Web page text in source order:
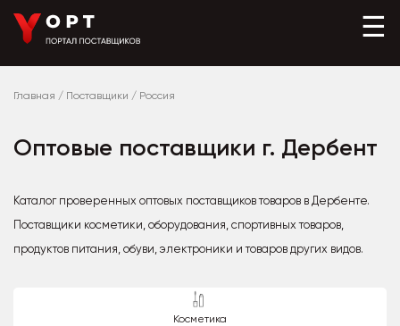
☰
Главная / Поставщики / Россия
Оптовые поставщики г. Дербент
Каталог проверенных оптовых поставщиков товаров в Дербенте.
Поставщики косметики, оборудования, спортивных товаров,
продуктов питания, обуви, электроники и товаров других видов.
Косметика